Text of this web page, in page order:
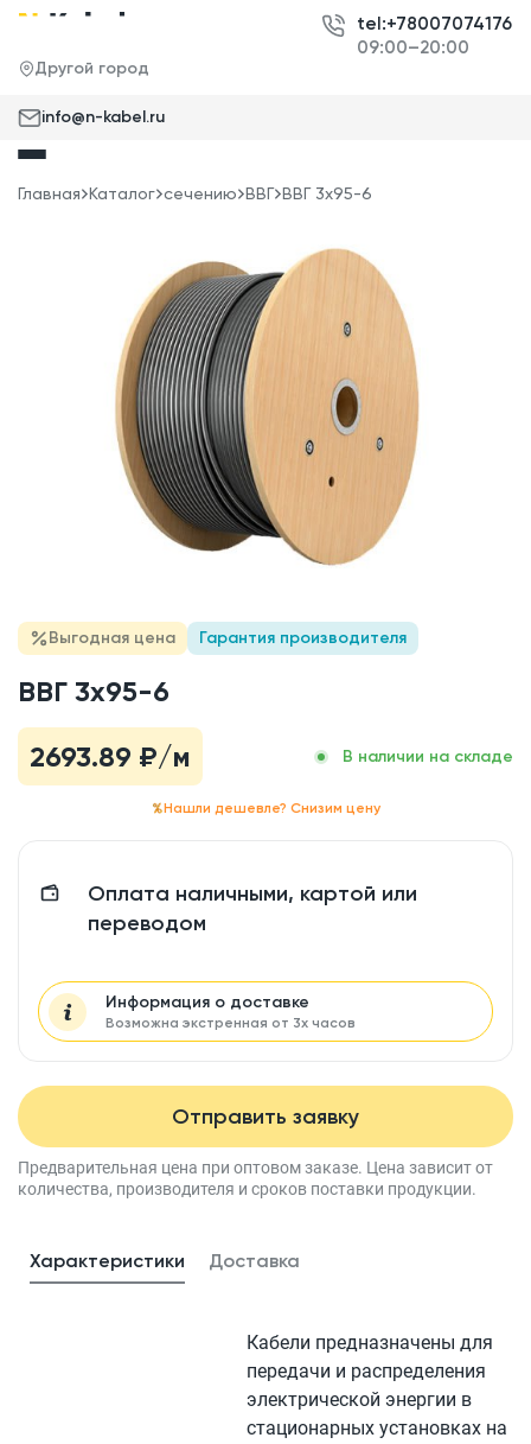
Другой город
tel:+78007074176
09:00–20:00
info@n-kabel.ru
Главная Каталог сечению ВВГ ВВГ 3x95-6
Выгодная цена Гарантия производителя
ВВГ 3x95-6
2693.89 ₽/м В наличии на складе
Нашли дешевле? Снизим цену
Отправить заявку
Предварительная цена при оптовом заказе. Цена зависит от
количества, производителя и сроков поставки продукции.
Оплата наличными, картой или
переводом
Информация о доставке
Возможна экстренная от 3х часов
Характеристики Доставка
Кабели предназначены для
передачи и распределения
электрической энергии в
стационарных установках на